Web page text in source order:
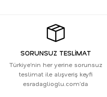
SORUNSUZ TESLİMAT
Türkiye’nin her yerine sorunsuz
teslimat ile alışveriş keyfi
esradaglioglu.com’da